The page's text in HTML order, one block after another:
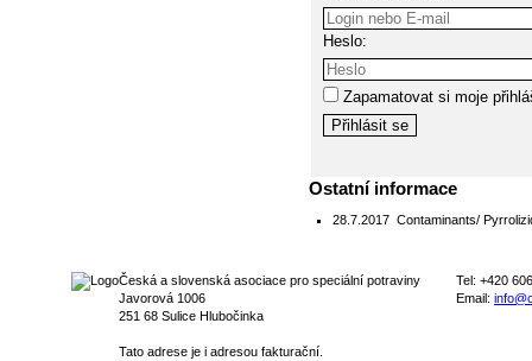
Heslo:
Zapamatovat si moje
Ostatní informace
28.7.2017 Contaminants/
Česká a slovenská asociace pro speciální potraviny
Javorová 1006
251 68 Sulice Hlubočinka
Tato adrese je i adresou fakturační.
Tel: +420
Email: